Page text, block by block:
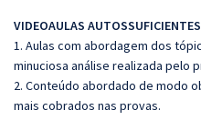
VIDEOAULAS
1. Aulas com abordagem dos
minuciosa análise realizada pelo
2. Conteúdo abordado de modo
mais cobrados nas provas.